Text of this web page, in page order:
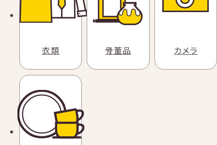
衣類 骨董品 カメラ